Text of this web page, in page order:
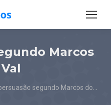
Marcos
segundo Marcos do…